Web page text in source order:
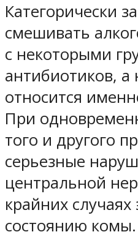
Категорически
смешивать
с некоторыми
антибиотиков, а
относится
При
того и другого
серьезные
центральной
крайних
состоянию комы.